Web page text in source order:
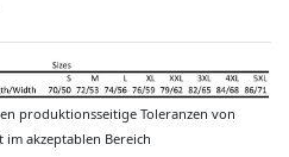
produktionsseitige Toleranzen von
akzeptablen Bereich